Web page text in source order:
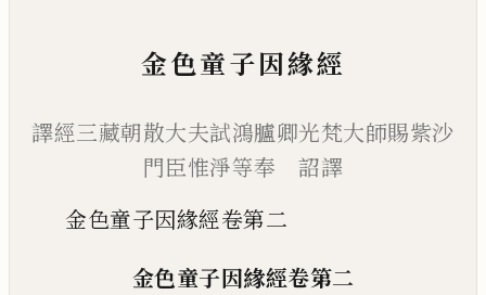
金色童子因緣經
譯經三藏朝散大夫試鴻臚卿光梵大師賜紫沙
門臣惟淨等奉 詔譯
金色童子因緣經卷第二
金色童子因緣經卷第二